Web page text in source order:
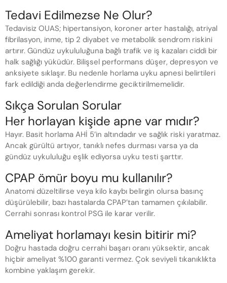
Tedavi Edilmezse Ne Olur?
Tedavisiz OUAS; hipertansiyon, koroner arter hastalığı, atriyal
fibrilasyon, inme, tip 2 diyabet ve metabolik sendrom riskini
artırır. Gündüz uykululuğuna bağlı trafik ve iş kazaları ciddi bir
halk sağlığı yüküdür. Bilişsel performans düşer, depresyon ve
anksiyete sıklaşır. Bu nedenle horlama uyku apnesi belirtileri
fark edildiği anda değerlendirme geciktirilmemelidir.
Sıkça Sorulan Sorular
Her horlayan kişide apne var mıdır?
Hayır. Basit horlama AHİ 5’in altındadır ve sağlık riski yaratmaz.
Ancak gürültü artıyor, tanıklı nefes durması varsa ya da
gündüz uykululuğu eşlik ediyorsa uyku testi şarttır.
CPAP ömür boyu mu kullanılır?
Anatomi düzeltilirse veya kilo kaybı belirgin olursa basınç
düşürülebilir, bazı hastalarda CPAP’tan tamamen çıkılabilir.
Cerrahi sonrası kontrol PSG ile karar verilir.
Ameliyat horlamayı kesin bitirir mi?
Doğru hastada doğru cerrahi başarı oranı yüksektir, ancak
hiçbir ameliyat %100 garanti vermez. Çok seviyeli tıkanıklıkta
kombine yaklaşım gerekir.